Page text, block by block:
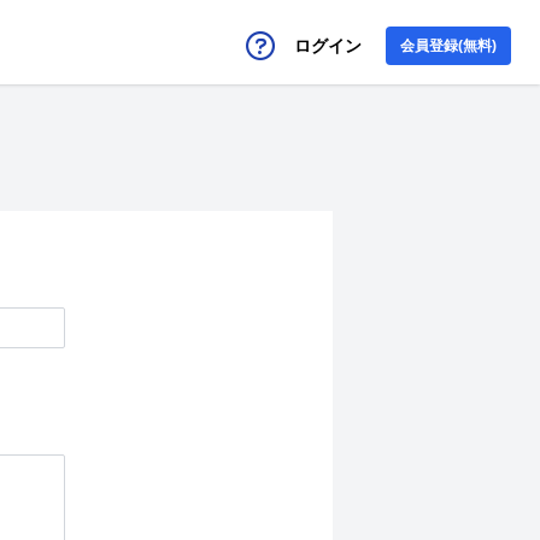
ログイン 会員登録(無料)